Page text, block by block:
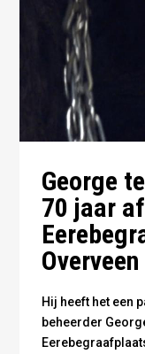
George
70 jaar
Overveen
Hij heeft het een
beheerder